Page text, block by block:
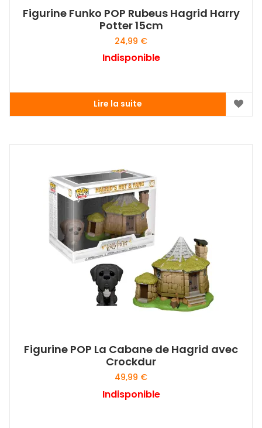
Figurine Funko POP Rubeus Hagrid Harry
Potter 15cm
24,99 €
Indisponible
Lire la suite
Figurine POP La Cabane de Hagrid avec
Crockdur
49,99 €
Indisponible